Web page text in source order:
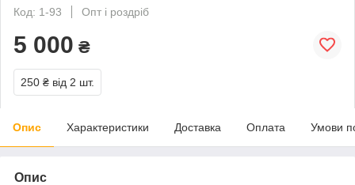
Код: 1-93
Опт і роздріб
5 000 ₴
250 ₴ від 2 шт.
Опис Характеристики Доставка Оплата Умови
Опис